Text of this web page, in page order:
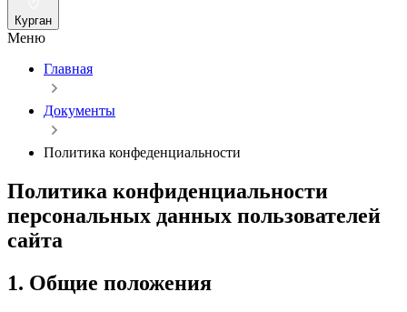
Курган
Меню
Главная
Документы
Политика конфеденциальности
Политика конфиденциальности
персональных данных пользователей
сайта
1. Общие положения